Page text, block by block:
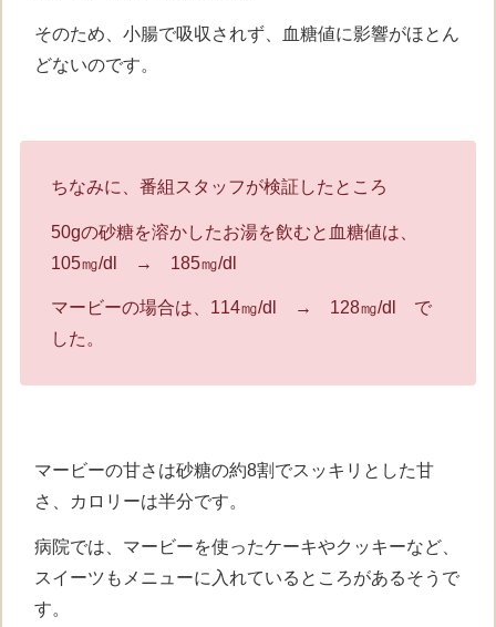
そのため、小腸で吸収されず、血糖値に影響がほとん
どないのです。
ちなみに、番組スタッフが検証したところ
50gの砂糖を溶かしたお湯を飲むと血糖値は、
105㎎/dl → 185㎎/dl
マービーの場合は、114㎎/dl → 128㎎/dl で
した。
マービーの甘さは砂糖の約8割でスッキリとした甘
さ、カロリーは半分です。
病院では、マービーを使ったケーキやクッキーなど、
スイーツもメニューに入れているところがあるそうで
す。